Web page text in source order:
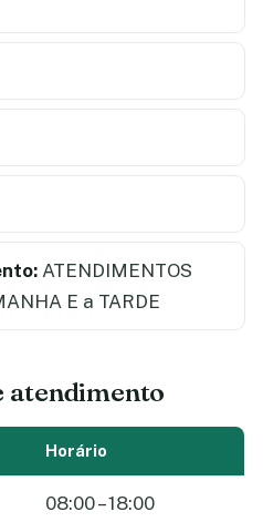
ATENDIMENTOS
E a TARDE
atendimento
Horário
08:00 – 18:00